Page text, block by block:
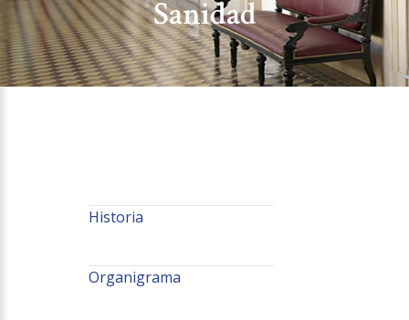
Sanidad
Historia
Organigrama